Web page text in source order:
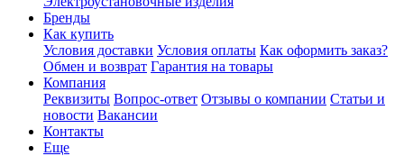
Бренды
Как купить
Условия доставки Условия оплаты Как оформить заказ?
Обмен и возврат Гарантия на товары
Компания
Реквизиты Вопрос-ответ Отзывы о компании Статьи и
новости Вакансии
Контакты
Еще